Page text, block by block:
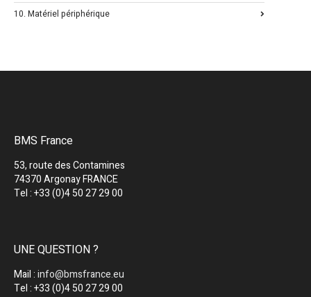
10. Matériel périphérique
BMS France
53, route des Contamines
74370 Argonay FRANCE
Tel : +33 (0)4 50 27 29 00
UNE QUESTION ?
Mail :info@bmsfrance.eu
Tel : +33 (0)4 50 27 29 00